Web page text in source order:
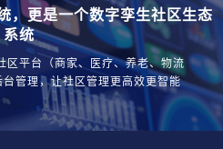
，更是一个数字孪生社区生态
系统
区平台（商家、医疗、养老、物流
管理，让社区管理更高效更智能